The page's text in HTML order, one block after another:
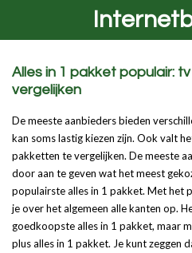
de
hoofdinhoud
Alles in 1 pakket populair:
vergelijken
De meeste aanbieders bieden
kan soms lastig kiezen zijn. Ook valt
pakketten te vergelijken. De meeste
door aan te geven wat het meest
populairste alles in 1 pakket. Met het
je over het algemeen alle kanten op.
goedkoopste alles in 1 pakket, maar
plus alles in 1 pakket. Je kunt zeggen